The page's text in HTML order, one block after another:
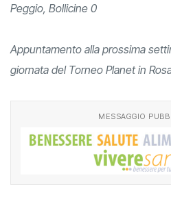
Peggio, Bollicine 0
Appuntamento alla prossima
giornata del Torneo Planet in
MESSAGGIO